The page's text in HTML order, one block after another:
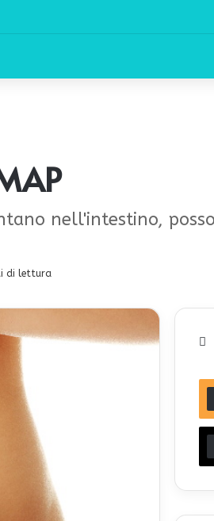
nell'intestino,
di lettura